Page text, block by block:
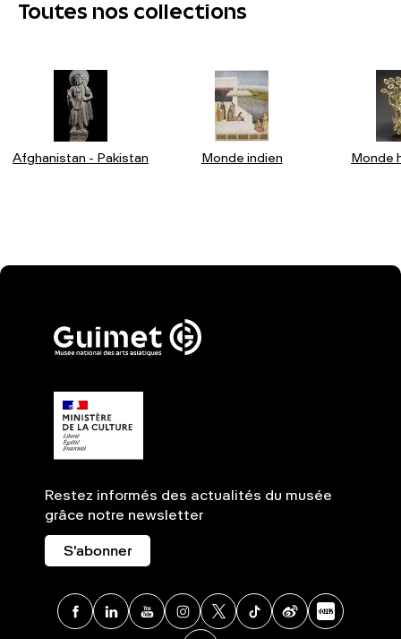
Toutes nos collections
Afghanistan - Pakistan Monde indien Monde
Restez informés des actualités du musée
grâce notre newsletter
S'abonner
Facebook
LinkedinYoutubeInstagram
X TikTokWeibo